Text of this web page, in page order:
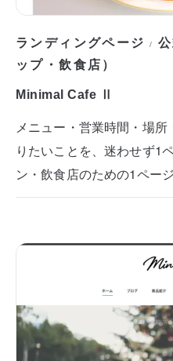
ランディングページ /
ップ・飲食店）
Minimal Cafe Ⅱ
メニュー・営業時間・場
りたいことを、迷わせず1
ン・飲食店のための1ペー